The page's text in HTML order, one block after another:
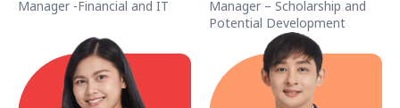
Manager -Financial and IT
Manager – Scholarship and
Potential Development